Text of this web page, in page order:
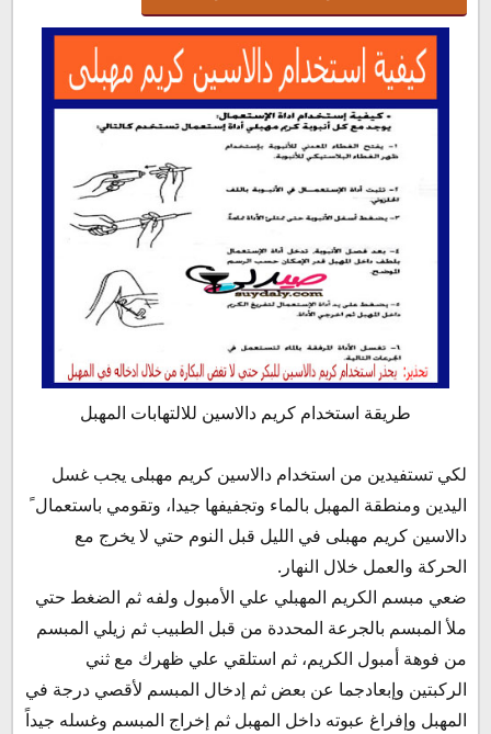
طريقة استخدام كريم دالاسين للالتهابات المهبل
لكي تستفيدين من استخدام دالاسين كريم مهبلى يجب غسل
اليدين ومنطقة المهبل بالماء وتجفيفها جيدا، وتقومي باستعمال ً
دالاسين كريم مهبلى في الليل قبل النوم حتي لا يخرج مع
الحركة والعمل خلال النهار.
ضعي مبسم الكريم المهبلي علي الأمبول ولفه ثم الضغط حتي
ملأ المبسم بالجرعة المحددة من قبل الطبيب ثم زيلي المبسم
من فوهة أمبول الكريم، ثم استلقي علي ظهرك مع ثني
الركبتين وإبعادجما عن بعض ثم إدخال المبسم لأقصي درجة في
المهبل وإفراغ عبوته داخل المهبل ثم إخراج المبسم وغسله جيداً